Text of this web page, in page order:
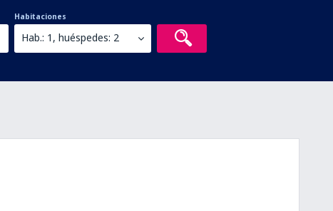
Habitaciones
Hab.: 1, huéspedes: 2